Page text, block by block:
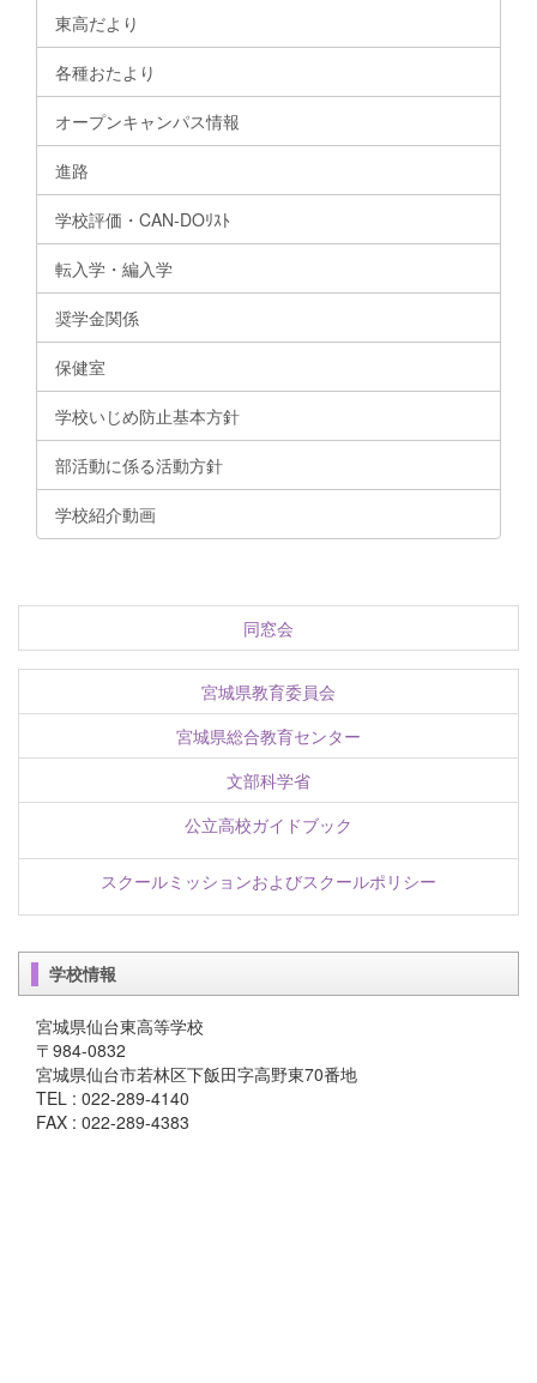
東高だより
各種おたより
オープンキャンパス情報
進路
学校評価・CAN-DOﾘｽﾄ
転入学・編入学
奨学金関係
保健室
学校いじめ防止基本方針
部活動に係る活動方針
学校紹介動画
同窓会
宮城県教育委員会
宮城県総合教育センター
文部科学省
公立高校ガイドブック
スクールミッションおよびスクールポリシー
学校情報
宮城県仙台東高等学校
〒984-0832
宮城県仙台市若林区下飯田字高野東70番地
TEL : 022-289-4140
FAX : 022-289-4383